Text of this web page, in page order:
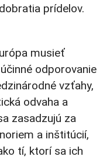
prídelov.
musieť
odporovanie
vzťahy,
odvaha a
zasadzujú za
a inštitúcií,
tí, ktorí sa ich